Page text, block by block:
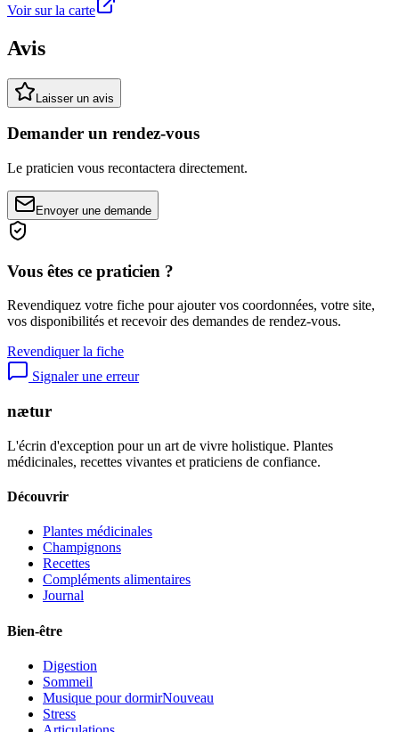
Voir sur la carte
Avis
Laisser un avis
Demander un rendez-vous
Le praticien vous recontactera directement.
Envoyer une demande
Vous êtes ce praticien ?
Revendiquez votre fiche pour ajouter vos coordonnées, votre site,
vos disponibilités et recevoir des demandes de rendez-vous.
Revendiquer la fiche
Signaler une erreur
nætur
L'écrin d'exception pour un art de vivre holistique. Plantes
médicinales, recettes vivantes et praticiens de confiance.
Découvrir
Plantes médicinales
Champignons
Recettes
Compléments alimentaires
Journal
Bien-être
Digestion
Sommeil
Musique pour dormirNouveau
Stress